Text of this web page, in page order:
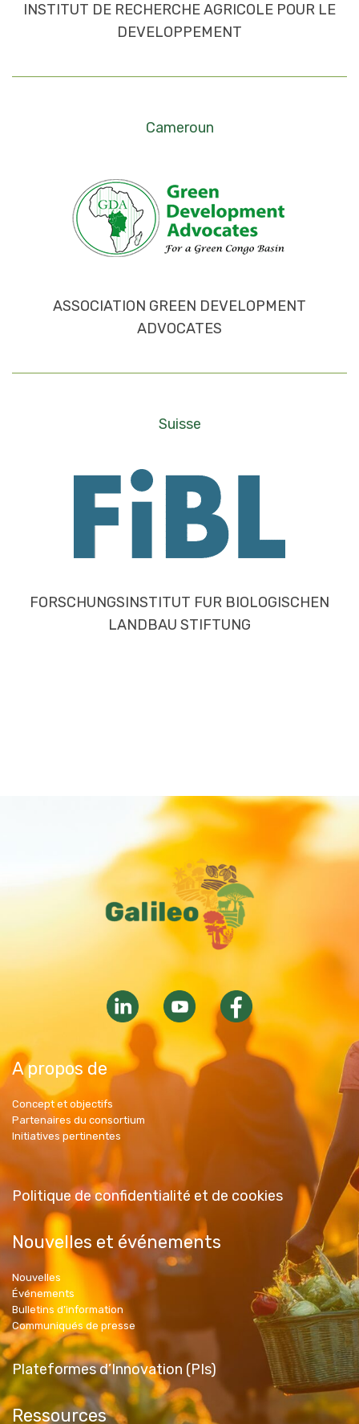
INSTITUT DE RECHERCHE AGRICOLE POUR LE
DEVELOPPEMENT
Cameroun
ASSOCIATION GREEN DEVELOPMENT
ADVOCATES
Suisse
FORSCHUNGSINSTITUT FUR BIOLOGISCHEN
LANDBAU STIFTUNG
A propos de
Concept et objectifs
Partenaires du consortium
Initiatives pertinentes
Politique de confidentialité et de cookies
Nouvelles et événements
Nouvelles
Événements
Bulletins d’information
Communiqués de presse
Plateformes d’Innovation (PIs)
Ressources